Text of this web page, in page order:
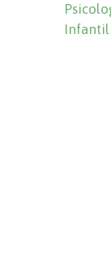
Infantil